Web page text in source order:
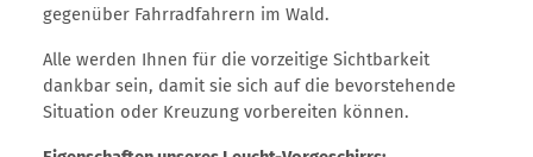
gegenüber Fahrradfahrern im Wald.
Alle werden Ihnen für die vorzeitige Sichtbarkeit
dankbar sein, damit sie sich auf die bevorstehende
Situation oder Kreuzung vorbereiten können.